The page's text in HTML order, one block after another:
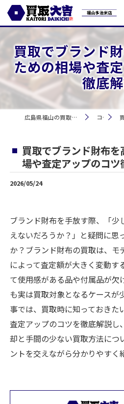
買取でブランド
ための相場や査
徹底
広島県福山の買取なら買取大吉 福山多治米店 コラム 買
買取でブランド財布
場や査定アップのコツ
2026/05/24
ブランド財布を手放す際、「少
えないだろうか？」と疑問に思
か？ブランド財布の買取は、モ
によって査定額が大きく変動す
て使用感がある品や付属品が欠
も実は買取対象となるケースが
事では、買取時に知っておきた
査定アップのコツを徹底解説し
却と手間の少ない買取方法につ
ントを交えながら分かりやすく